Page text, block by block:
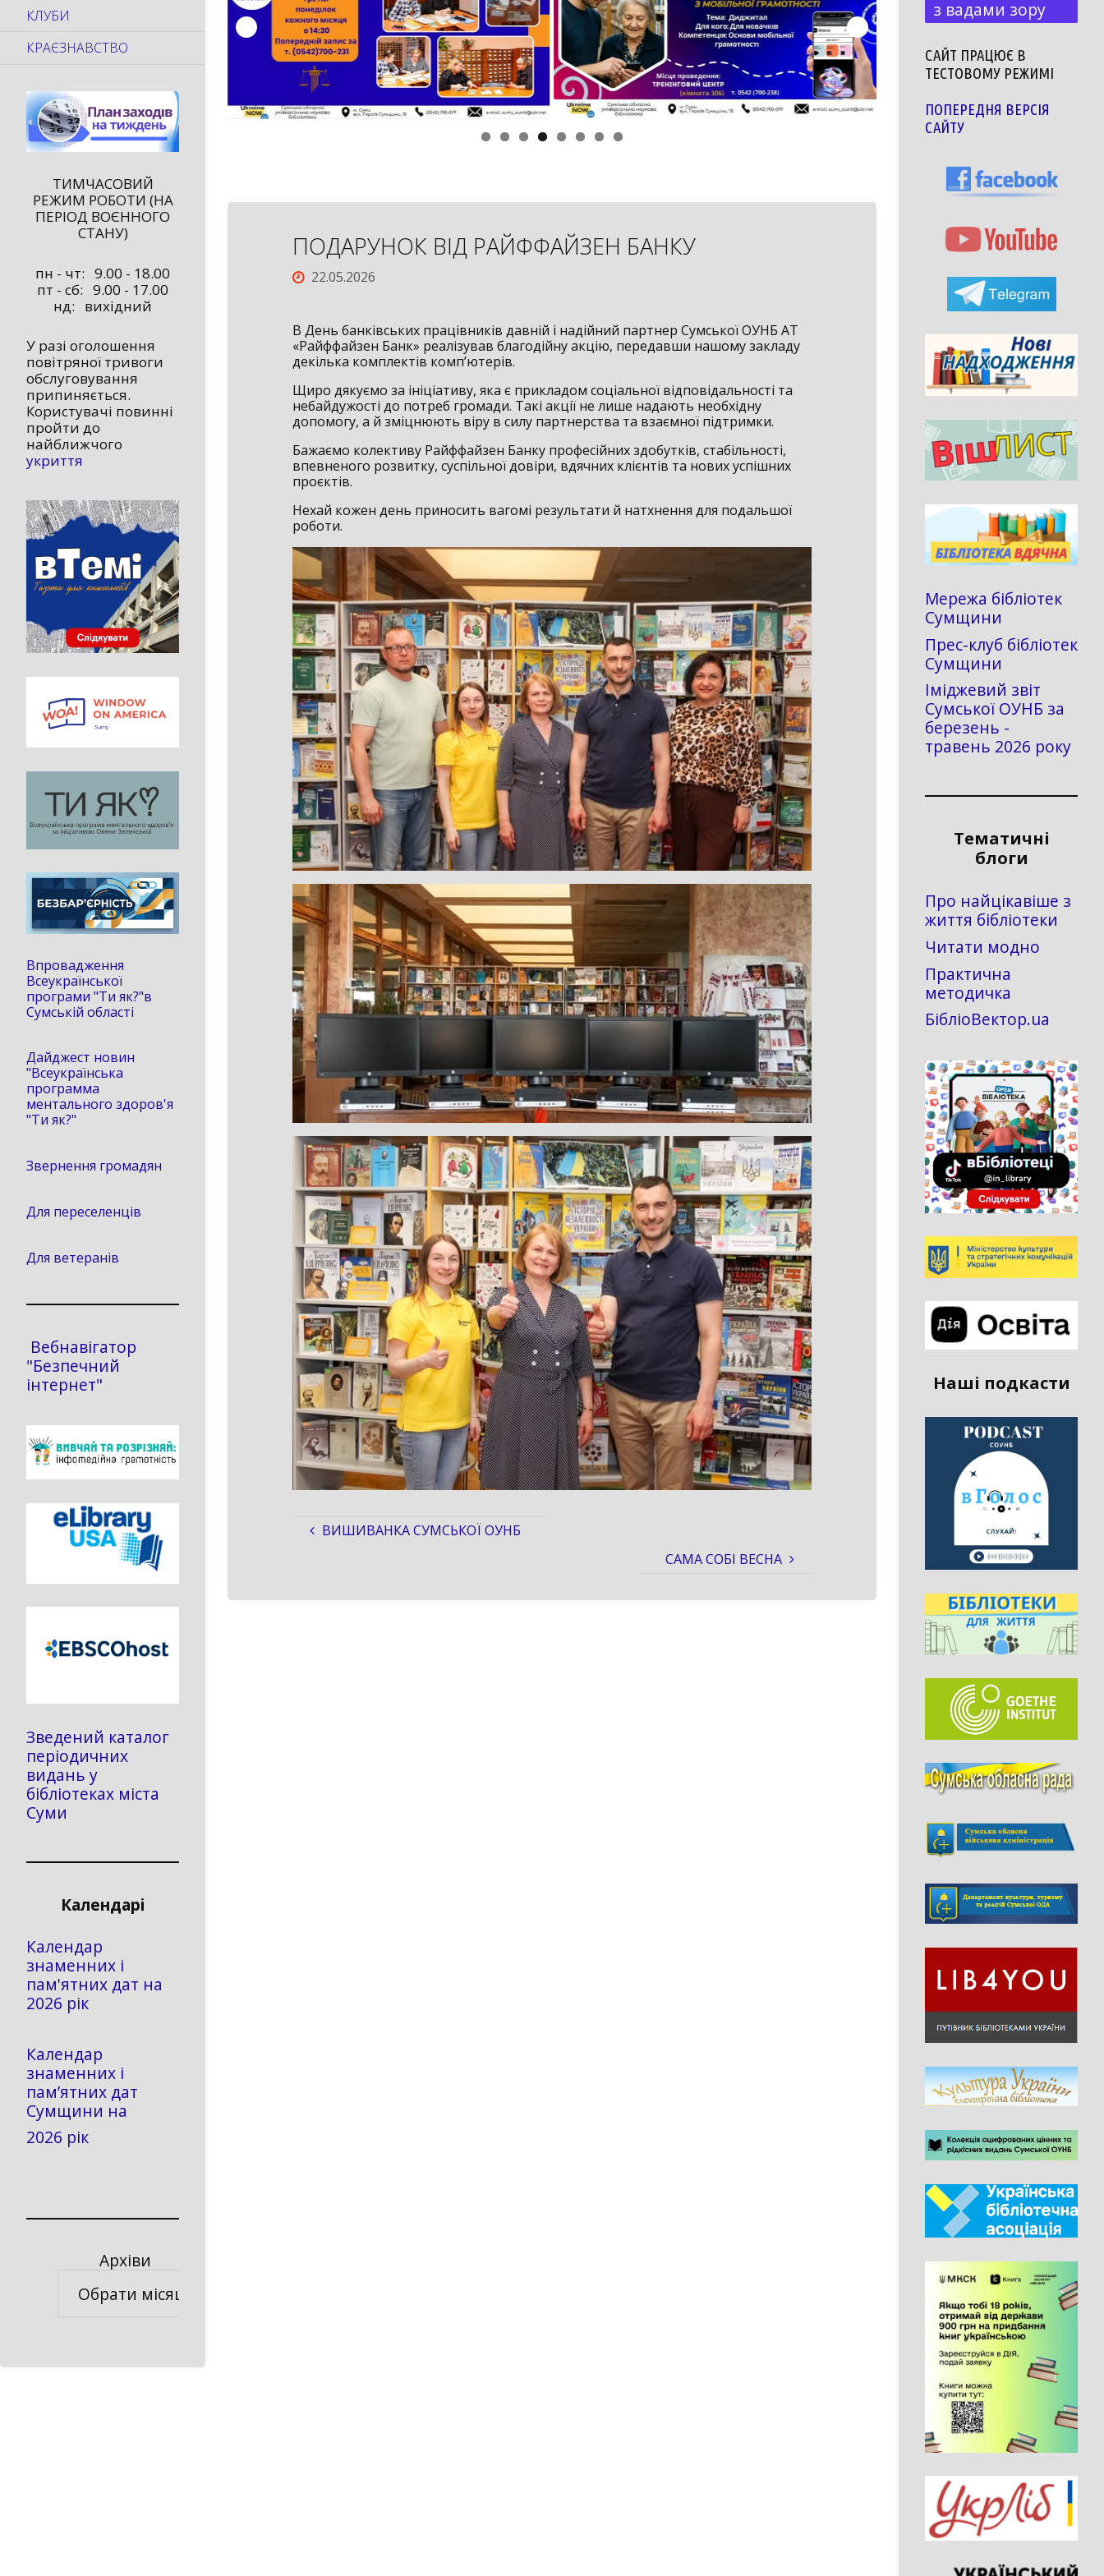
ПОДАРУНОК ВІД РАЙФФАЙЗЕН БАНКУ
22.05.2026
В День банківських працівників давній і надійний партнер Сумської ОУНБ АТ
«Райффайзен Банк» реалізував благодійну акцію, передавши нашому закладу
декілька комплектів комп’ютерів.
Щиро дякуємо за ініціативу, яка є прикладом соціальної відповідальності та
небайдужості до потреб громади. Такі акції не лише надають необхідну
допомогу, а й зміцнюють віру в силу партнерства та взаємної підтримки.
Бажаємо колективу Райффайзен Банку професійних здобутків, стабільності,
впевненого розвитку, суспільної довіри, вдячних клієнтів та нових успішних
проєктів.
Нехай кожен день приносить вагомі результати й натхнення для подальшої
роботи.
ВИШИВАНКА СУМСЬКОЇ ОУНБ
САМА СОБІ ВЕСНА
КЛУБИ
КРАЄЗНАВСТВО
ТИМЧАСОВИЙ
РЕЖИМ РОБОТИ (НА
ПЕРІОД ВОЄННОГО
СТАНУ)
пн - чт: 9.00 - 18.00
пт - сб: 9.00 - 17.00
нд: вихідний
У разі оголошення
повітряної тривоги
обслуговування
припиняється.
Користувачі повинні
пройти до
найближчого
укриття
Впровадження
Всеукраїнської
програми "Ти як?"в
Сумській області
Дайджест новин
"Всеукраїнська
программа
ментального здоров'я
"Ти як?"
Звернення громадян
Для переселенців
Для ветеранів
Вебнавігатор
"Безпечний
інтернет"
Зведений каталог
періодичних
видань у
бібліотеках міста
Суми
Календарі
Календар
знаменних і
пам'ятних дат на
2026 рік
Календар
знаменних і
пам’ятних дат
Сумщини на
2026 рік
Архіви
з вадами зору
САЙТ ПРАЦЮЄ В
ТЕСТОВОМУ РЕЖИМІ
ПОПЕРЕДНЯ ВЕРСІЯ
САЙТУ
Мережа бібліотек
Сумщини
Прес-клуб бібліотек
Сумщини
Іміджевий звіт
Сумської ОУНБ за
березень -
травень 2026 року
Тематичні
блоги
Про найцікавіше з
життя бібліотеки
Читати модно
Практична
методичка
БібліоВектор.ua
Наші подкасти